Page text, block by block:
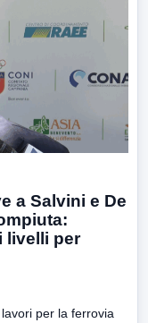
a Salvini e De
livelli per
per la ferrovia